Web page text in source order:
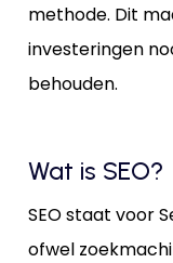
methode. Dit
investeringen
behouden.
Wat is SEO?
SEO staat voor
ofwel